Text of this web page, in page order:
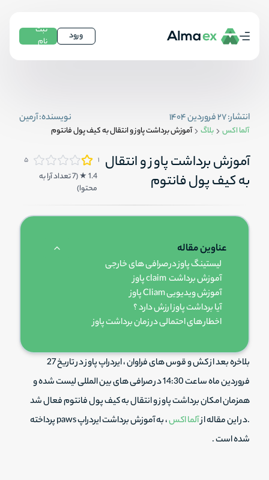
ورود
ثبت
نام
انتشار:۲۷ فروردین ۱۴۰۴ نویسنده:آرمین
آلما اکس بلاگ آموزش برداشت پاوز و انتقال به کیف پول فانتوم
آموزش برداشت پاوز و انتقال
به کیف پول فانتوم
۱ ۵
1.4
★ (
7تعداد آرا به
محتوا)
عناوین مقاله
لیستینگ پاوز در صرافی های خارجی
آموزش برداشت claim پاوز
آموزش ویدیویی Cliam پاوز
آیا برداشت پاوز ارزش دارد ؟
اخطار های احتمالی در زمان برداشت پاوز
بلاخره بعد از کش و قوس های فراوان ، ایردراپ پاوز در تاریخ 27
فروردین ماه ساعت 14:30 در صرافی های بین المللی لیست شده و
همزمان امکان برداشت پاوز و انتقال به کیف پول فانتوم فعال شد
.در این مقاله ازآلما اکس
، به آموزش برداشت ایردراپ paws پرداخته
شده است .